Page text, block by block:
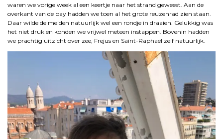
waren we vorige week al een keertje naar het strand geweest. Aan de
overkant van de bay hadden we toen al het grote reuzenrad zien staan.
Daar wilde de meiden natuurlijk wel een rondje in draaien. Gelukkig was
het niet druk en konden we vrijwel meteen instappen. Bovenin hadden
we prachtig uitzicht over zee, Frejus en Saint-Raphaël zelf natuurlijk.